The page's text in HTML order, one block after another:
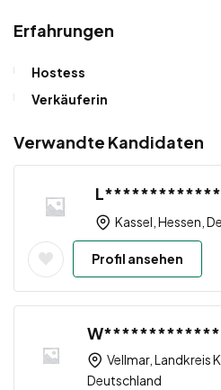
Erfahrungen
Hostess
Verkäuferin
Verwandte Kandidaten
Kassel, Hessen,
Profil ansehen
Vellmar, Landkreis
Deutschland